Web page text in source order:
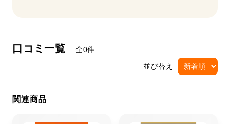
口コミ一覧 全0件
並び替え
関連商品